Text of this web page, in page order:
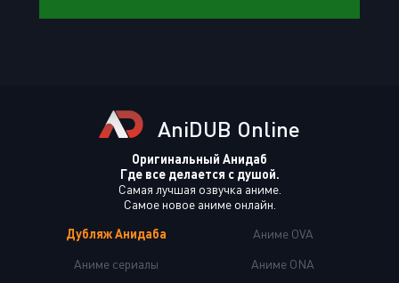
AniDUB Online
Оригинальный Анидаб
Где все делается с душой.
Самая лучшая озвучка аниме.
Самое новое аниме онлайн.
Дубляж Анидаба
Аниме сериалы
Аниме OVA
Аниме ONA